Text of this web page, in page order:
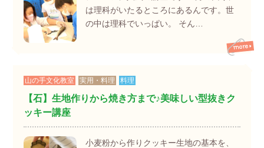
は理科がいたるところにあるんです。世
の中は理科でいっぱい。 そん…
山の手文化教室 実用・料理 料理
【石】生地作りから焼き方まで♪美味しい型抜きク
ッキー講座
小麦粉から作りクッキー生地の基本を、